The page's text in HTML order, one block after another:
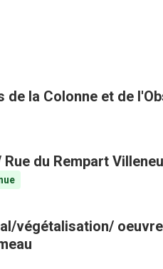
la Colonne et de
du Rempart
végétalisation/